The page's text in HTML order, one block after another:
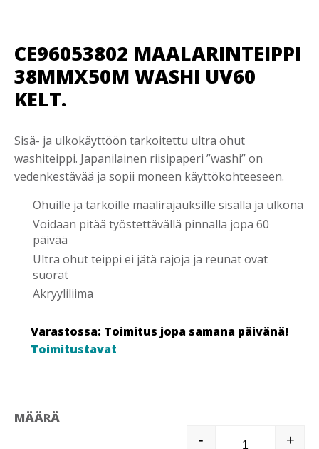
CE96053802 MAALARINTEIPPI
38MMX50M WASHI UV60
KELT.
Sisä- ja ulkokäyttöön tarkoitettu ultra ohut
washiteippi. Japanilainen riisipaperi ”washi” on
vedenkestävää ja sopii moneen käyttökohteeseen.
Ohuille ja tarkoille maalirajauksille sisällä ja ulkona
Voidaan pitää työstettävällä pinnalla jopa 60
päivää
Ultra ohut teippi ei jätä rajoja ja reunat ovat
suorat
Akryyliliima
Varastossa: Toimitus jopa samana päivänä!
Toimitustavat
MÄÄRÄ
CE96053802
- +